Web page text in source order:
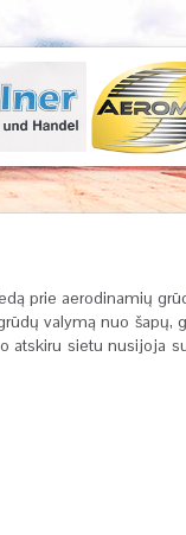
prie aerodinamių
valymą nuo šapų,
atskiru sietu nusijoja